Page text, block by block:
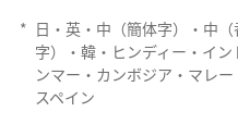
* 日・英・中（簡体字）・中
字）・韓・ヒンディー・イ
ンマー・カンボジア・マレ
スペイン